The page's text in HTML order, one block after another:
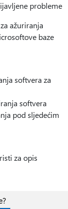
probleme
ažuriranja
baze
softvera za
softvera
pod sljedećim
za opis